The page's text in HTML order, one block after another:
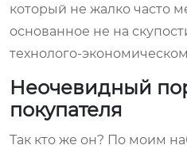
который не жалко часто
основанное не на
технолого-
Неочевидный
покупателя
Так кто же он? По моим